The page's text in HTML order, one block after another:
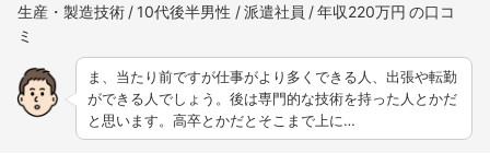
生産・製造技術 10代後半男性 派遣社員 年収220万円
ま、当たり前ですが仕事がより多くできる人、出張や転勤
ができる人でしょう。後は専門的な技術を持った人とかだ
と思います。高卒とかだとそこまで上に…